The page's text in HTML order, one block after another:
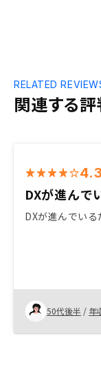
関連する評
RELATED
4.3
DXが進んで
DXが進んでい
50代後半 / 年